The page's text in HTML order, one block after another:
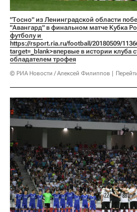
"Тосно" из Ленинградской области
"Авангард" в финальном матче Кубка
https://rsport.ria.ru/football/20180509/
target=_blank>впервые в истории клуба
обладателем трофея
© РИА Новости / Алексей Филиппов